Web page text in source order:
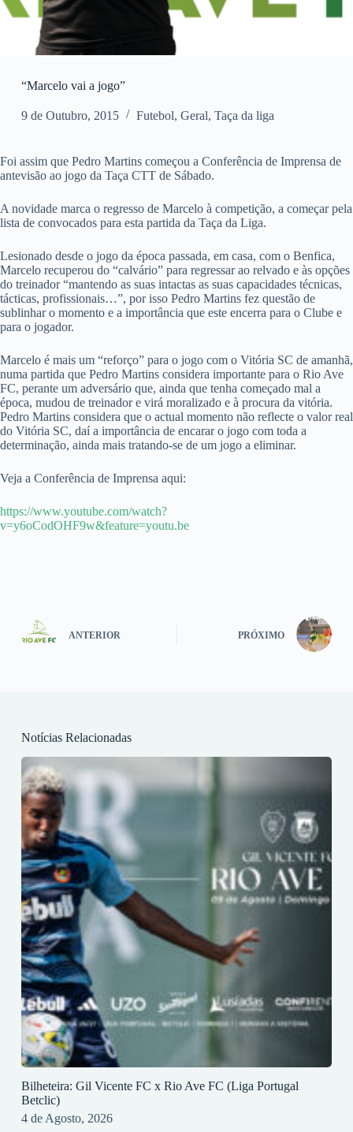
“Marcelo vai a jogo”
9 de Outubro, 2015 Futebol, Geral, Taça da liga
Foi assim que Pedro Martins começou a Conferência de Imprensa de
antevisão ao jogo da Taça CTT de Sábado.
A novidade marca o regresso de Marcelo à competição, a começar pela
lista de convocados para esta partida da Taça da Liga.
Lesionado desde o jogo da época passada, em casa, com o Benfica,
Marcelo recuperou do “calvário” para regressar ao relvado e às opções
do treinador “mantendo as suas intactas as suas capacidades técnicas,
tácticas, profissionais…”, por isso Pedro Martins fez questão de
sublinhar o momento e a importância que este encerra para o Clube e
para o jogador.
Marcelo é mais um “reforço” para o jogo com o Vitória SC de amanhã,
numa partida que Pedro Martins considera importante para o Rio Ave
FC, perante um adversário que, ainda que tenha começado mal a
época, mudou de treinador e virá moralizado e à procura da vitória.
Pedro Martins considera que o actual momento não reflecte o valor real
do Vitória SC, daí a importância de encarar o jogo com toda a
determinação, ainda mais tratando-se de um jogo a eliminar.
Veja a Conferência de Imprensa aqui:
https://www.youtube.com/watch?
v=y6oCodOHF9w&feature=youtu.be
ANTERIOR PRÓXIMO
Notícias Relacionadas
Bilheteira: Gil Vicente FC x Rio Ave FC (Liga Portugal
Betclic)
4 de Agosto, 2026